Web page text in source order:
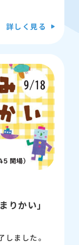
。
プラザ図書
時から15時
4階 多目的
着順）
から専用フォ
す）にて受付
い ほしたろ
詳しく見る
りかい」
ました。